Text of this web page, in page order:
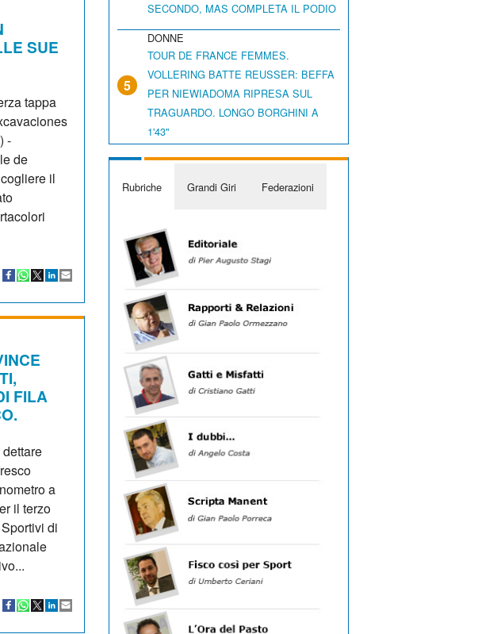
SUE
tappa
-
de
il
FILA
a
il terzo
di
SECONDO, MAS COMPLETA IL PODIO
5
DONNE
TOUR DE FRANCE FEMMES.
VOLLERING BATTE REUSSER: BEFFA
PER NIEWIADOMA RIPRESA SUL
TRAGUARDO. LONGO BORGHINI A
1'43"
Rubriche Grandi Giri Federazioni